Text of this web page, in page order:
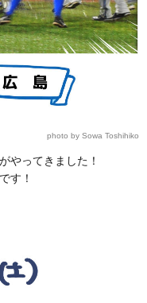
photo by Sowa Toshihiko
やってきました！
す！